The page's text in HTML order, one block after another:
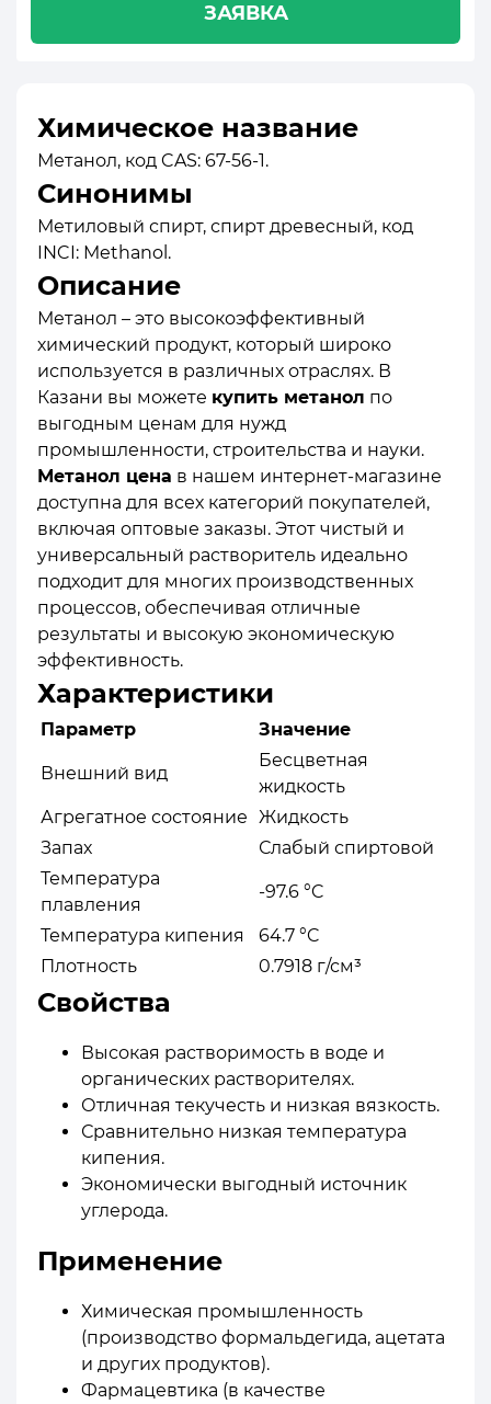
ЗАЯВКА
Химическое название
Метанол, код CAS: 67-56-1.
Синонимы
Метиловый спирт, спирт древесный, код
INCI: Methanol.
Описание
Метанол – это высокоэффективный
химический продукт, который широко
используется в различных отраслях. В
Казани вы можете купить метанол по
выгодным ценам для нужд
промышленности, строительства и науки.
Метанол цена в нашем интернет-магазине
доступна для всех категорий покупателей,
включая оптовые заказы. Этот чистый и
универсальный растворитель идеально
подходит для многих производственных
процессов, обеспечивая отличные
результаты и высокую экономическую
эффективность.
Характеристики
Параметр Значение
Внешний вид
Бесцветная
жидкость
Агрегатное состояние
Жидкость
Запах
Слабый спиртовой
Температура
плавления
-97.6 °C
Температура кипения
64.7 °C
Плотность
0.7918 г/см³
Свойства
Высокая растворимость в воде и
органических растворителях.
Отличная текучесть и низкая вязкость.
Сравнительно низкая температура
кипения.
Экономически выгодный источник
углерода.
Применение
Химическая промышленность
(производство формальдегида, ацетата
и других продуктов).
Фармацевтика (в качестве